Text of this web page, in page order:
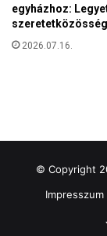
© Copyright
Impresszum